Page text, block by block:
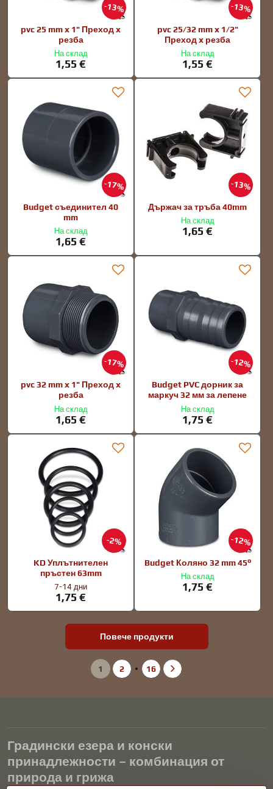
13%
pvc 25 mm x 1" Преход x
резба
На склад
1,55 €
13%
pvc 25/32 mm x 1/2"
Преход x резба
На склад
1,55 €
17%
Budget съединител 40
mm
На склад
1,65 €
13%
Държач за тръба 40mm
На склад
1,65 €
17%
pvc 32 mm x 1" Преход x
резба
На склад
1,65 €
12%
Budget PVC дорник за
маркуч 32 мм за лепене
На склад
1,75 €
2%
KD Уплътнителен
пръстен 63mm
7-14 дни
1,75 €
12%
Budget Коляно 32 mm 45°
На склад
1,75 €
Повече продукти
1 2 16
Градински езера и конски
принадлежности – комбинация от
природа и грижа